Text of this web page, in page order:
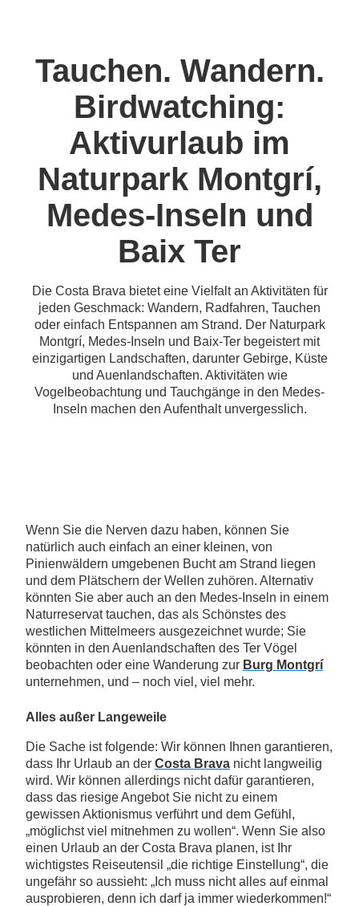
Tauchen. Wandern.
Birdwatching:
Aktivurlaub im
Naturpark Montgrí,
Medes-Inseln und
Baix Ter
Die Costa Brava bietet eine Vielfalt an Aktivitäten für
jeden Geschmack: Wandern, Radfahren, Tauchen
oder einfach Entspannen am Strand. Der Naturpark
Montgrí, Medes-Inseln und Baix-Ter begeistert mit
einzigartigen Landschaften, darunter Gebirge, Küste
und Auenlandschaften. Aktivitäten wie
Vogelbeobachtung und Tauchgänge in den Medes-
Inseln machen den Aufenthalt unvergesslich.
Wenn Sie die Nerven dazu haben, können Sie
natürlich auch einfach an einer kleinen, von
Pinienwäldern umgebenen Bucht am Strand liegen
und dem Plätschern der Wellen zuhören. Alternativ
könnten Sie aber auch an den Medes-Inseln in einem
Naturreservat tauchen, das als Schönstes des
westlichen Mittelmeers ausgezeichnet wurde; Sie
könnten in den Auenlandschaften des Ter Vögel
beobachten oder eine Wanderung zur Burg Montgrí
unternehmen, und – noch viel, viel mehr.
Alles außer Langeweile
Die Sache ist folgende: Wir können Ihnen garantieren,
dass Ihr Urlaub an der Costa Brava nicht langweilig
wird. Wir können allerdings nicht dafür garantieren,
dass das riesige Angebot Sie nicht zu einem
gewissen Aktionismus verführt und dem Gefühl,
„möglichst viel mitnehmen zu wollen“. Wenn Sie also
einen Urlaub an der Costa Brava planen, ist Ihr
wichtigstes Reiseutensil „die richtige Einstellung“, die
ungefähr so aussieht: „Ich muss nicht alles auf einmal
ausprobieren, denn ich darf ja immer wiederkommen!“